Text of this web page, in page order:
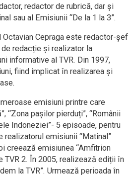
redactor de rubrică, dar și
sau al Emisiunii “De la 1 la 3”.
Octavian Cepraga este redactor-șef
redacție și realizator la
informative al TVR. Din 1997,
fiind implicat în realizarea și
emisiuni printre care
“Zona pașilor pierduți”, “Românii
Indoneziei”- 5 episoade, pentru
realizatorul emisiunii “Matinal”
creează emisiunea “Amfitrion
TVR 2. În 2005, realizează ediții în
la TVR”. Urmează perioada în